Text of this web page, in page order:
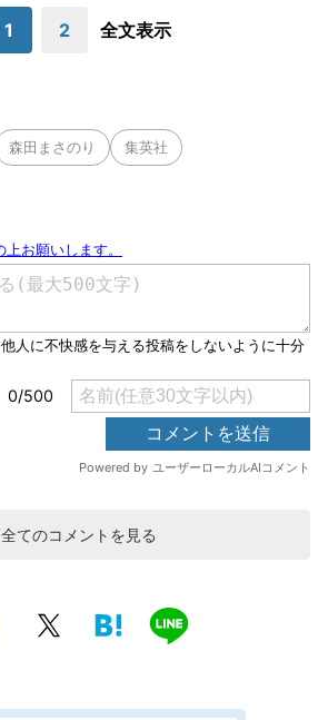
1 2 全文表示
森田まさのり 集英社
全てのコメントを見る